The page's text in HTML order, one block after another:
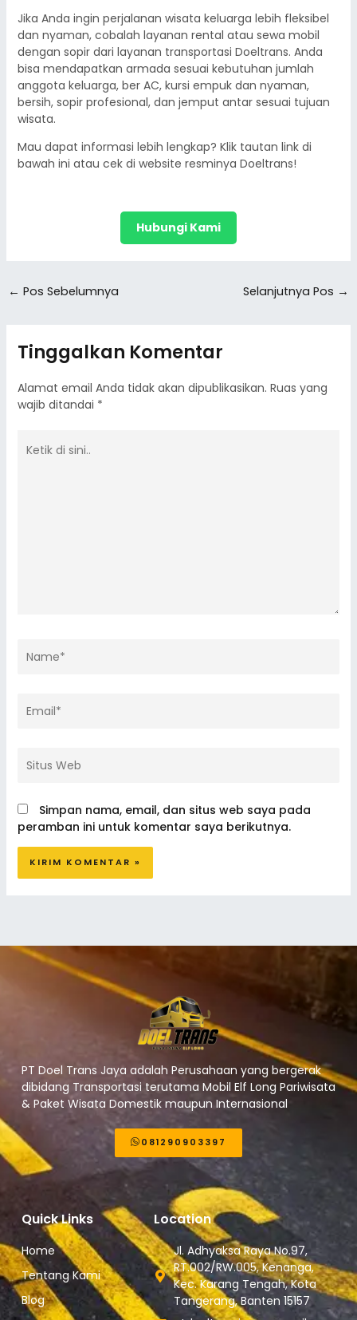
Jika Anda ingin perjalanan wisata keluarga lebih fleksibel
dan nyaman, cobalah layanan rental atau sewa mobil
dengan sopir dari layanan transportasi Doeltrans. Anda
bisa mendapatkan armada sesuai kebutuhan jumlah
anggota keluarga, ber AC, kursi empuk dan nyaman,
bersih, sopir profesional, dan jemput antar sesuai tujuan
wisata.
Mau dapat informasi lebih lengkap? Klik tautan link di
bawah ini atau cek di website resminya Doeltrans!
Hubungi Kami
← Pos Sebelumnya Selanjutnya Pos →
Tinggalkan Komentar
Alamat email Anda tidak akan dipublikasikan. Ruas yang
wajib ditandai *
di
Web
Simpan nama, email, dan situs web saya pada
peramban ini untuk komentar saya berikutnya.
PT Doel Trans Jaya adalah Perusahaan yang bergerak
dibidang Transportasi terutama Mobil Elf Long Pariwisata
& Paket Wisata Domestik maupun Internasional
081290903397
Quick Links
Home
Tentang Kami
Blog
Location
Jl. Adhyaksa Raya No.97,
RT.002/RW.005, Kenanga,
Kec. Karang Tengah, Kota
Tangerang, Banten 15157